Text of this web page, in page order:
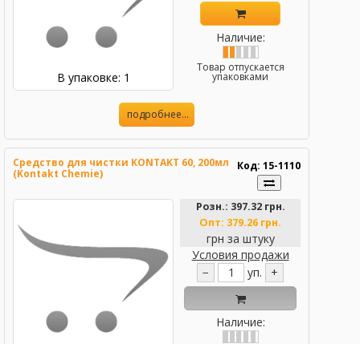
В упаковке: 1
Наличие:
Товар отпускается
упаковками
подробнее...
Средство для чистки KONTAKT 60, 200мл
(Kontakt Chemie)
Код: 15-1110
Розн.: 397.32 грн.
Опт: 379.26 грн.
грн за штуку
Условия продажи
−
уп. +
Наличие: